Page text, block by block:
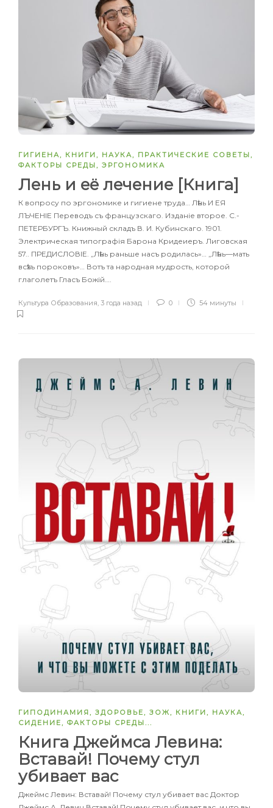
ГИГИЕНА , КНИГИ , НАУКА , ПРАКТИЧЕСКИЕ СОВЕТЫ ,
ФАКТОРЫ СРЕДЫ , ЭРГОНОМИКА
Лень и её лечение [Книга]
К вопросу по эргономике и гигиене труда… Лѣнь И ЕЯ
ЛЪЧЕНІЕ Переводъ съ французскаго. Изданіе второе. С.-
ПЕТЕРБУРГЪ. Книжный складъ В. И. Кубинскаго. 1901.
Электрическая типографія Барона Кридеиеръ. Лиговская
57.. ПРЕДИСЛОВІЕ. „Лѣнь раньше насъ родилась»… „Лѣнь—мать
всѣхъ пороковъ»… Вотъ та народная мудрость, которой
глаголетъ Гласъ Божій….
Культура Образования 3 года назад 0 54 минуты
ГИПОДИНАМИЯ, ЗДОРОВЬЕ, ЗОЖ, КНИГИ, НАУКА,
СИДЕНИЕ, ФАКТОРЫ СРЕДЫ...
Книга Джеймса Левина:
Вставай! Почему стул
убивает вас
Джеймс Левин: Вставай! Почему стул убивает вас Доктор